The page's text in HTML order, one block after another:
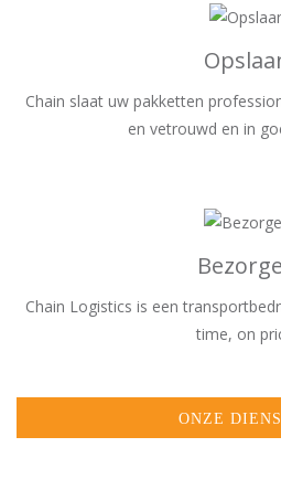
Chain slaat uw pakketten
en vetrouwd en in
Chain Logistics is een
time, on
ONZE